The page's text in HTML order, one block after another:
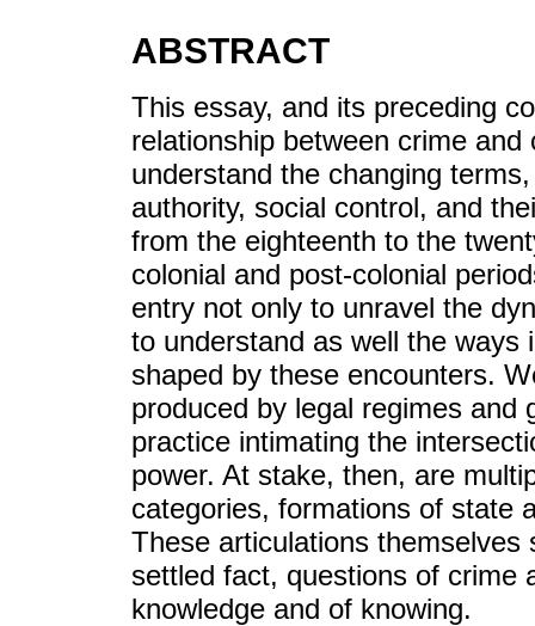
ABSTRACT
This essay, and its preceding
relationship between crime
understand the changing
authority, social control, and
from the eighteenth to the
colonial and post-colonial
entry not only to unravel the
to understand as well the ways
shaped by these encounters.
produced by legal regimes and
practice intimating the
power. At stake, then, are
categories, formations of state
These articulations
settled fact, questions of crime
knowledge and of knowing.